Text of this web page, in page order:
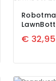
€ 32,95